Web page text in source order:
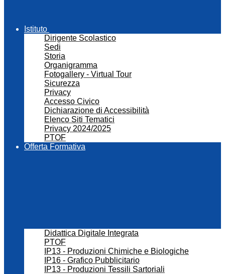
Istituto
Dirigente Scolastico
Sedi
Storia
Organigramma
Fotogallery - Virtual Tour
Sicurezza
Privacy
Accesso Civico
Dichiarazione di Accessibilità
Elenco Siti Tematici
Privacy 2024/2025
PTOF
Offerta Formativa
Didattica Digitale Integrata
PTOF
IP13 - Produzioni Chimiche e Biologiche
IP16 - Grafico Pubblicitario
IP13 - Produzioni Tessili Sartoriali